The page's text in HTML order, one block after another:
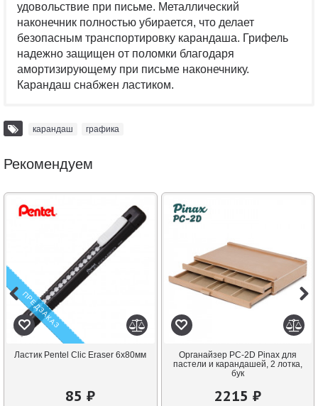
удовольствие при письме. Металлический
наконечник полностью убирается, что делает
безопасным транспортировку карандаша. Грифель
надежно защищен от поломки благодаря
амортизирующему при письме наконечнику.
Карандаш снабжен ластиком.
карандаш графика
Рекомендуем
ПРЕДЗАКАЗ
Ластик Pentel Clic Eraser 6х80мм
85 ₽
Органайзер PC-2D Pinax для
пастели и карандашей, 2 лотка,
бук
2215 ₽